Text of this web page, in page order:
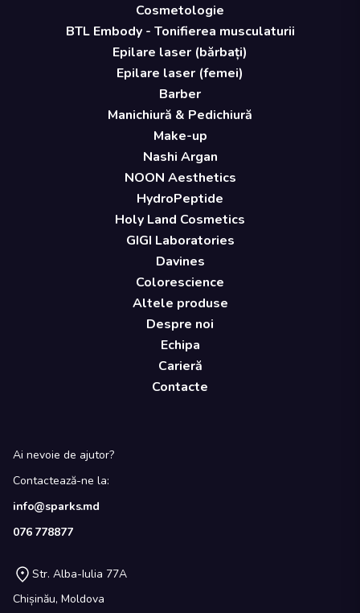
Cosmetologie
BTL Embody - Tonifierea musculaturii
Epilare laser (bărbați)
Epilare laser (femei)
Barber
Manichiură & Pedichiură
Make-up
Nashi Argan
NOON Aesthetics
HydroPeptide
Holy Land Cosmetics
GIGI Laboratories
Davines
Colorescience
Altele produse
Despre noi
Echipa
Carieră
Contacte
Ai nevoie de ajutor?
Contactează-ne la:
info@sparks.md
076 778877
Str. Alba-Iulia 77A
Chișinău, Moldova